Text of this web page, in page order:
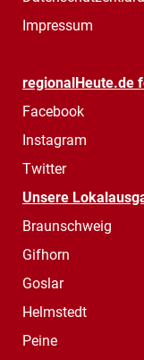
Impressum
regionalHeute.de
Facebook
Instagram
Twitter
Unsere
Braunschweig
Gifhorn
Goslar
Helmstedt
Peine